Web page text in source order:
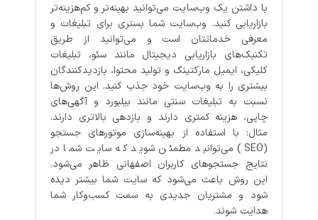
با داشتن یک وب‌سایت می‌توانید بهینه‌تر و کم‌هزینه‌تر
بازاریابی کنید. وب‌سایت شما بستری برای تبلیغات و
معرفی خدماتتان است و می‌توانید از طریق
تکنیک‌های بازاریابی دیجیتال مانند سئو، تبلیغات
کلیکی، ایمیل مارکتینگ و تولید محتوا، بازدیدکنندگان
بیشتری را به وب‌سایت خود جذب کنید. این روش‌ها
نسبت به تبلیغات سنتی مانند بیلبورد و آگهی‌های
چاپی، هزینه کمتری دارند و بازدهی بالاتری دارند.
مثال: با استفاده از بهینه‌سازی موتورهای جستجو
(SEO) می‌توانید مطمئن شوید که سایت شما در
نتایج جستجوهای کاربران اصفهانی ظاهر می‌شود.
این روش باعث می‌شود که سایت شما بیشتر دیده
شود و مشتریان جدیدی به سمت کسب‌وکار شما
هدایت شوند.